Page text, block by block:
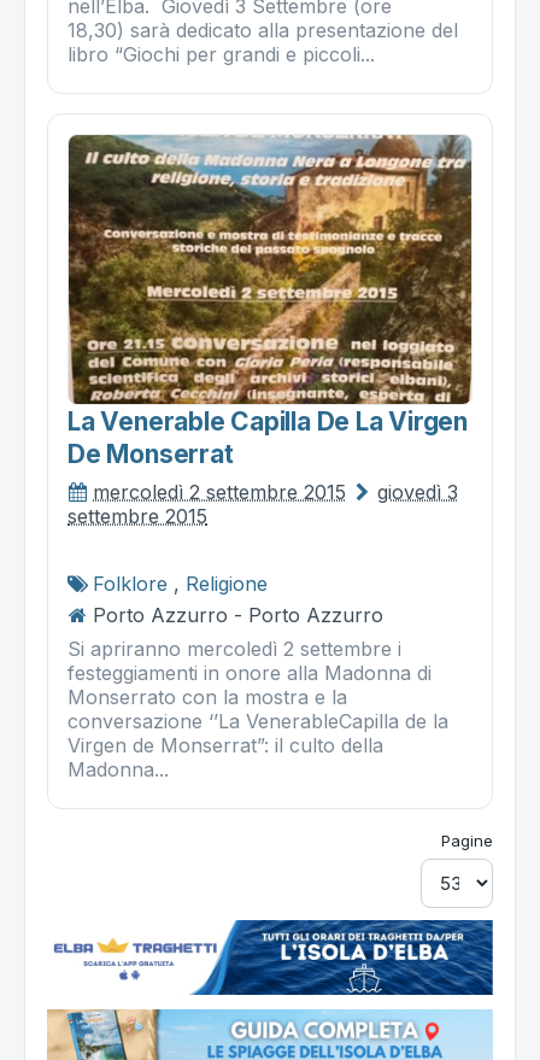
nell’Elba. Giovedì 3 Settembre (ore
18,30) sarà dedicato alla presentazione del
libro “Giochi per grandi e piccoli...
La Venerable Capilla De La Virgen
De Monserrat
mercoledì 2 settembre 2015
giovedì 3
settembre 2015
Folklore , Religione
Porto Azzurro - Porto Azzurro
Si apriranno mercoledì 2 settembre i
festeggiamenti in onore alla Madonna di
Monserrato con la mostra e la
conversazione ‘’La VenerableCapilla de la
Virgen de Monserrat”: il culto della
Madonna...
Pagine